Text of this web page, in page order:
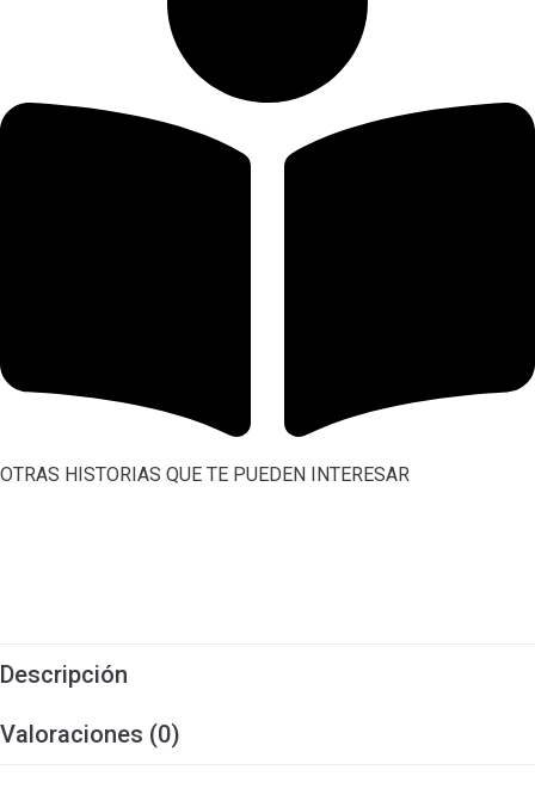
OTRAS HISTORIAS QUE TE PUEDEN INTERESAR
Descripción
Valoraciones (0)